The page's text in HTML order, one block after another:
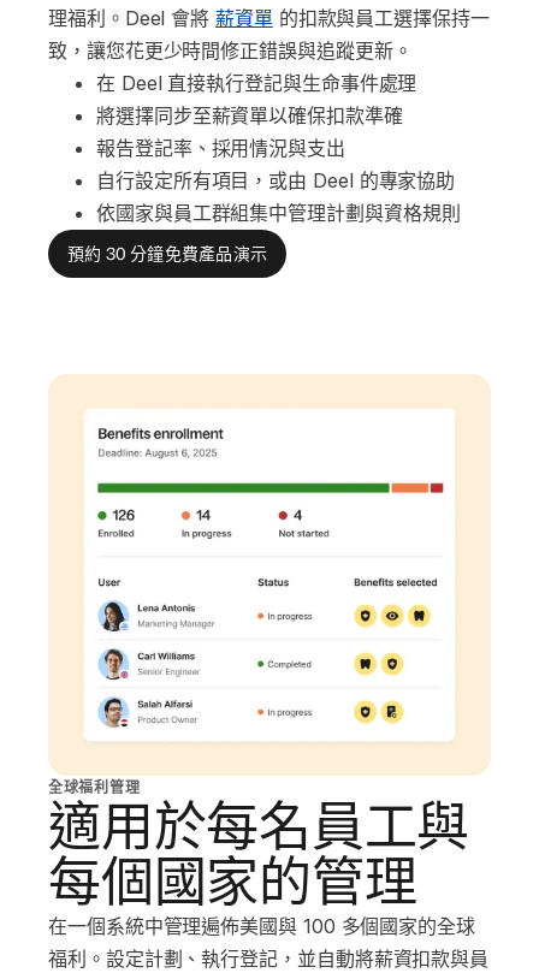
理福利。Deel 會將薪資單的扣款與員工選擇保持一
致，讓您花更少時間修正錯誤與追蹤更新。
在 Deel 直接執行登記與生命事件處理
將選擇同步至薪資單以確保扣款準確
報告登記率、採用情況與支出
自行設定所有項目，或由 Deel 的專家協助
依國家與員工群組集中管理計劃與資格規則
預約 30 分鐘免費產品演示
全球福利管理
適用於每名員工與
每個國家的管理
在一個系統中管理遍佈美國與 100 多個國家的全球
福利。設定計劃、執行登記，並自動將薪資扣款與員